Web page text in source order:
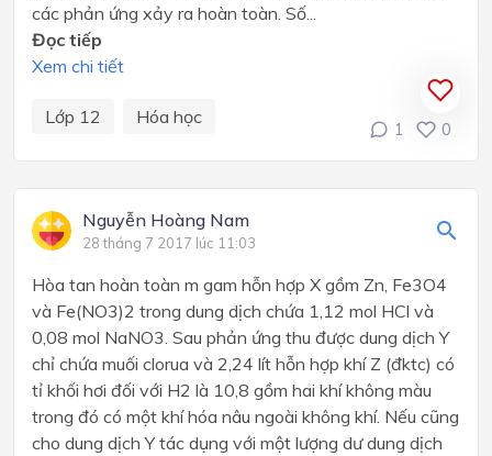
các phản ứng xảy ra hoàn toàn. Số...
Đọc tiếp
Xem chi tiết
Lớp 12 Hóa học
1 0
Nguyễn Hoàng Nam
28 tháng 7 2017 lúc 11:03
Hòa tan hoàn toàn m gam hỗn hợp X gồm Zn, Fe3O4
và Fe(NO3)2 trong dung dịch chứa 1,12 mol HCl và
0,08 mol NaNO3. Sau phản ứng thu được dung dịch Y
chỉ chứa muối clorua và 2,24 lít hỗn hợp khí Z (đktc) có
tỉ khối hơi đối với H2 là 10,8 gồm hai khí không màu
trong đó có một khí hóa nâu ngoài không khí. Nếu cũng
cho dung dịch Y tác dụng với một lượng dư dung dịch